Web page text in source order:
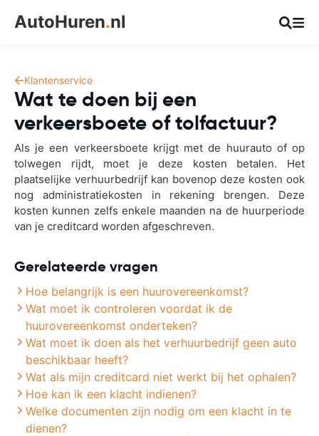
AutoHuren.nl
Klantenservice
Wat te doen bij een
verkeersboete of tolfactuur?
Als je een verkeersboete krijgt met de huurauto of op
tolwegen rijdt, moet je deze kosten betalen. Het
plaatselijke verhuurbedrijf kan bovenop deze kosten ook
nog administratiekosten in rekening brengen. Deze
kosten kunnen zelfs enkele maanden na de huurperiode
van je creditcard worden afgeschreven.
Gerelateerde vragen
Hoe belangrijk is een huurovereenkomst?
Wat moet ik controleren voordat ik de
huurovereenkomst onderteken?
Wat moet ik doen als het verhuurbedrijf geen auto
beschikbaar heeft?
Wat als mijn creditcard niet werkt bij het ophalen?
Hoe kan ik een klacht indienen?
Welke documenten zijn nodig om een klacht in te
dienen?